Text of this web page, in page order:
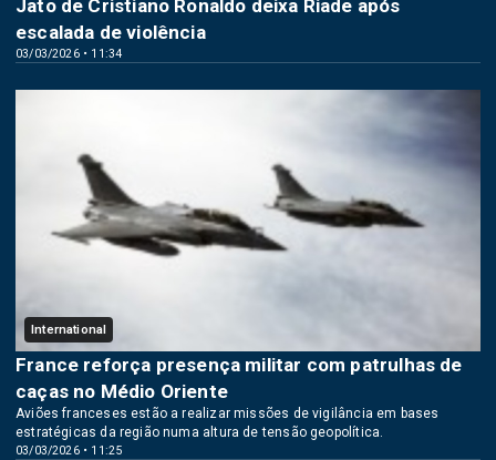
03/03/2026 • 11:34
Jato de Cristiano Ronaldo deixa Riade após
escalada de violência
International
03/03/2026 • 11:25
France reforça presença militar com patrulhas de
caças no Médio Oriente
Aviões franceses estão a realizar missões de vigilância em bases
estratégicas da região numa altura de tensão geopolítica.